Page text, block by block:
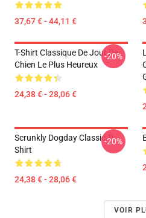
37,67 € - 44,11 €
T-Shirt Classique De Jour De
Chien Le Plus Heureux
24,38 € - 28,06 €
-20%
Scrunkly Dogday Classic T-
Shirt
24,38 € - 28,06 €
-20%
VOIR